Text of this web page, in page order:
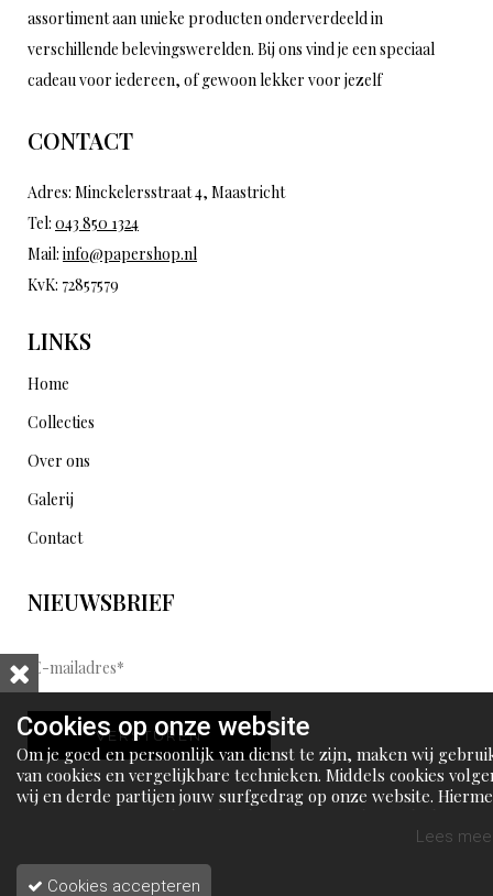
assortiment aan unieke producten onderverdeeld in
verschillende belevingswerelden. Bij ons vind je een speciaal
cadeau voor iedereen, of gewoon lekker voor jezelf
CONTACT
Adres: Minckelersstraat 4, Maastricht
Tel: 043 850 1324
Mail: info@papershop.nl
KvK: 72857579
LINKS
Home
Collecties
Over ons
Galerij
Contact
NIEUWSBRIEF
E
-
m
a
i
l
d
VERSTUREN
Cookies op onze website
Om je goed en persoonlijk van dienst te zijn, maken wij
van cookies en vergelijkbare technieken. Middels cookies
wij en derde partijen jouw surfgedrag op onze website.
Lees
Cookies accepteren